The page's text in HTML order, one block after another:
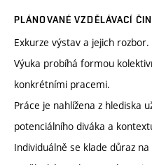
PLÁNOVANÉ VZDĚLÁVACÍ
Exkurze výstav a jejich rozbor.
Výuka probíhá formou
konkrétními pracemi.
Práce je nahlížena z hlediska
potenciálního diváka a
Individuálně se klade důraz